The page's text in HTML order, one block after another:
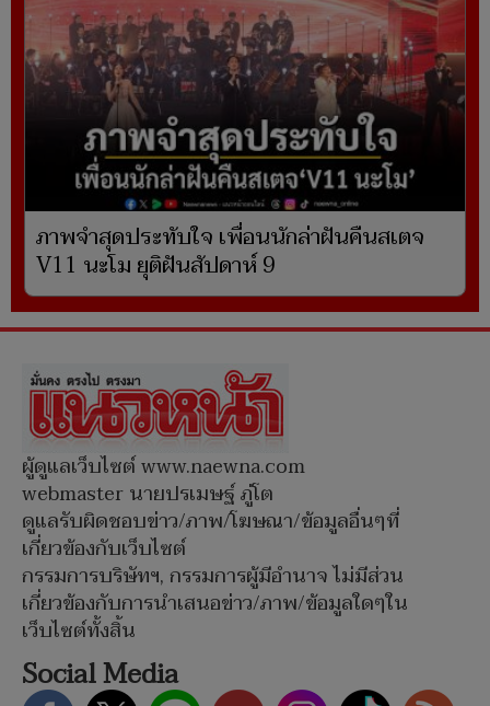
ภาพจำสุดประทับใจ เพื่อนนักล่าฝันคืนสเตจ
V11 นะโม ยุติฝันสัปดาห์ 9
ผู้ดูแลเว็บไซต์ www.naewna.com
webmaster นายปรเมษฐ์ ภู่โต
ดูแลรับผิดชอบข่าว/ภาพ/โฆษณา/ข้อมูลอื่นๆที่
เกี่ยวข้องกับเว็บไซต์
กรรมการบริษัทฯ, กรรมการผู้มีอำนาจ ไม่มีส่วน
เกี่ยวข้องกับการนำเสนอข่าว/ภาพ/ข้อมูลใดๆใน
เว็บไซต์ทั้งสิ้น
Social Media